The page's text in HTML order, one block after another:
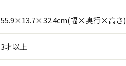
55.9×13.7×32.4cm(幅×奥行×高さ)
3才以上